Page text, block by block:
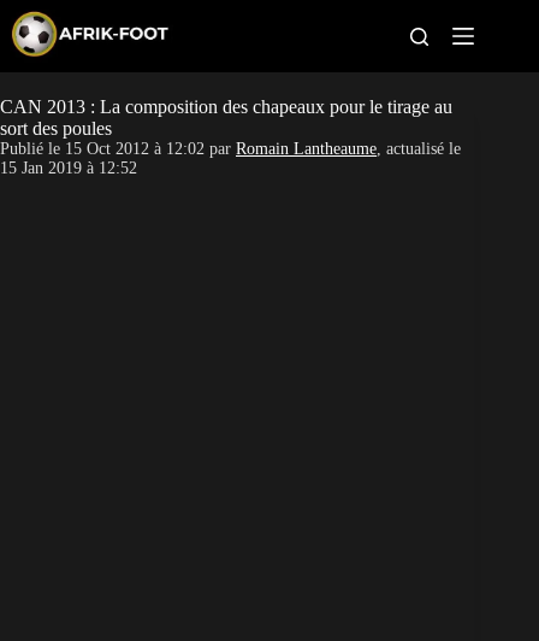
p
o
c
o
CAN féminine
CAN 2013 : La composition des chapeaux pour le tirage au
sort des poules
Publié le 15 Oct 2012 à 12:02 par Romain Lantheaume, actualisé le
15 Jan 2019 à 12:52